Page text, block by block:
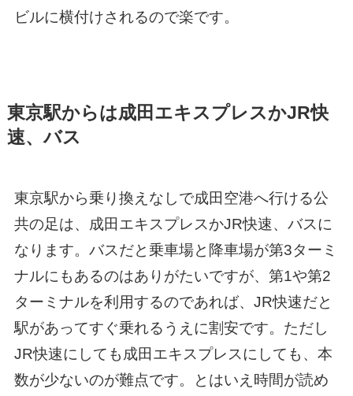
ビルに横付けされるので楽です。
東京駅からは成田エキスプレスかJR快
速、バス
東京駅から乗り換えなしで成田空港へ行ける公
共の足は、成田エキスプレスかJR快速、バスに
なります。バスだと乗車場と降車場が第3ターミ
ナルにもあるのはありがたいですが、第1や第2
ターミナルを利用するのであれば、JR快速だと
駅があってすぐ乗れるうえに割安です。ただし
JR快速にしても成田エキスプレスにしても、本
数が少ないのが難点です。とはいえ時間が読め